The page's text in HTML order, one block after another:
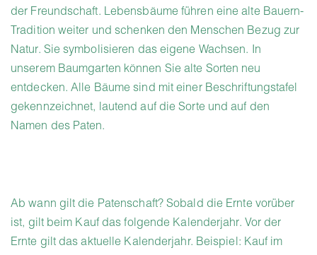
der Freundschaft. Lebensbäume führen eine alte Bauern-
Tradition weiter und schenken den Menschen Bezug zur
Natur. Sie symbolisieren das eigene Wachsen. In
unserem Baumgarten können Sie alte Sorten neu
entdecken. Alle Bäume sind mit einer Beschriftungstafel
gekennzeichnet, lautend auf die Sorte und auf den
Namen des Paten.
Ab wann gilt die Patenschaft? Sobald die Ernte vorüber
ist, gilt beim Kauf das folgende Kalenderjahr. Vor der
Ernte gilt das aktuelle Kalenderjahr. Beispiel: Kauf im